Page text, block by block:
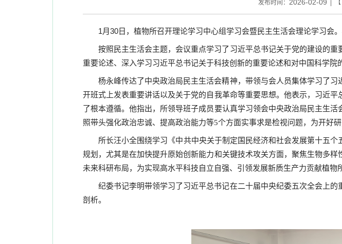
发布时间： 2026-02-09 | 【
1月30日， 植物所召开理论学习中心组学习会暨民主生活会理论学习会。
按照民主生活会主题，会议重点学习了习近平总书记关于党的建设的
重要论述、深入学习习近平总书记关于科技创新的重要论述和对中国科学
杨永峰传达了中央政治局民主生活会精神，带领与会人员集体学习了
开班式上发表重要讲话以及关于党的自我革命等重要思想。他表示，习近
了根本遵循。他指出，所领导班子成员要认真学习领会中央政治局民主生
照带头强化政治忠诚、提高政治能力等5个方面实事求是检视问题，为开好
所长汪小全围绕学习《中共中央关于制定国民经济和社会发展第十五
规划，尤其是在加快提升原始创新能力和关键技术攻关方面，聚焦生物多
未来科研布局，为实现高水平科技自立自强、引领发展新质生产力贡献植物
纪委书记李明带领学习了习近平总书记在二十届中央纪委五次全会上
剖析。